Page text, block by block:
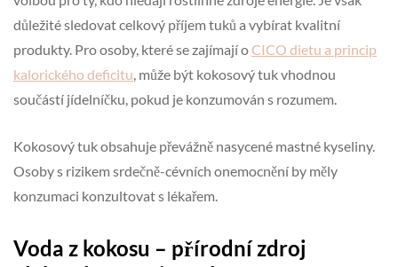
důležité sledovat celkový příjem tuků a vybírat kvalitní
produkty. Pro osoby, které se zajímají oCICO dietu a princip
kalorického deficitu, může být kokosový tuk vhodnou
součástí jídelníčku, pokud je konzumován s rozumem.
Kokosový tuk obsahuje převážně nasycené mastné kyseliny.
Osoby s rizikem srdečně-cévních onemocnění by měly
konzumaci konzultovat s lékařem.
Voda z kokosu – přírodní zdroj